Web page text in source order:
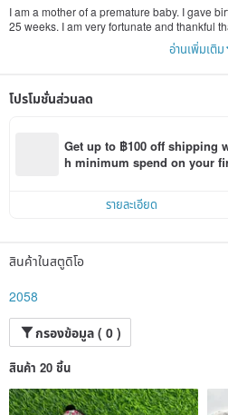
I am a mother of a premature baby. I gave
25 weeks. I am very fortunate and thankful
have also seen many children along the
ability to move and express at birth. Or
products to help children with severe
อ่านเพิ่มเติม
โปรโมชั่นส่วนลด
Get up to ฿100 off shipping
h minimum spend on your
รายละเอียด
สินค้าในสตูดิโอ
2058
กรองข้อมูล ( 0 )
สินค้า 20 ชิ้น